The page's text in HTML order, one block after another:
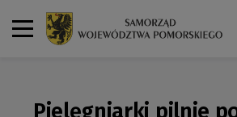
Pielęgniarki pilnie